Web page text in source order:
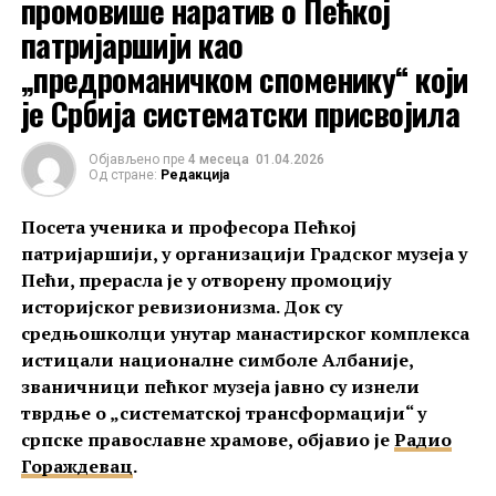
проучавањем српске духовне и културне баштине у
Северној Македонији, каже да је, иако су српске
средњовековне задужбине на том подручју темељно
истражене још у периоду између два светска рата,
последњи већи заједнички конзерваторски
подухват био обнова охридске Свете Софије,
између 1952. и 1955. године
Радивоје Љубинковићи други истакнути
стручњаци.
„После 1955. године наших стручњака више
практично нема на терену. Појављују се тек
повремено, углавном кроз извештаје с
југословенских конзерваторских конгреса. У
међувремену, Филозофски факултет у Скопљу
наставља рад, али тамо више практично нема
српских професора. Сарадња постоји, али је
промовише наратив о Пећкој
патријаршији као
„предроманичком споменику“ који
је Србија систематски присвојила
Објављено пре 4 месеца 01.04.2026
Од стране: Редакција
Посета ученика и професора Пећкој
патријаршији, у организацији Градског музеја у
Пећи, прерасла је у отворену промоцију
историјског ревизионизма. Док су
средњошколци унутар манастирског комплекса
истицали националне симболе Албаније,
званичници пећког музеја јавно су изнели
тврдње о „систематској трансформацији“ у
српске православне храмове, објавио јеРадио
Гораждевац.